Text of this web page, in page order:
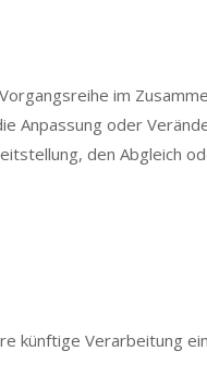
im
Anpassung oder
den Abgleich
künftige Verarbeitung